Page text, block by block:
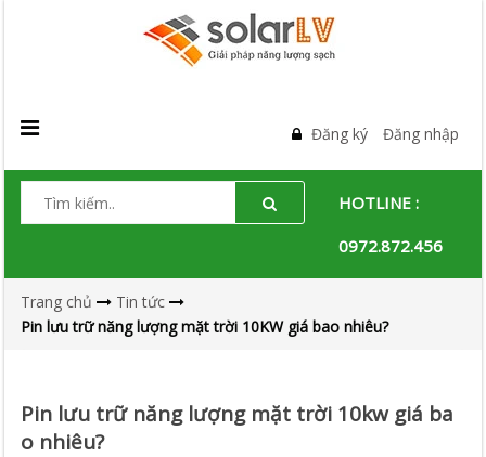
Đăng ký Đăng nhập
HOTLINE :
0972.872.456
Trang chủ
Tin tức
Pin lưu trữ năng lượng mặt trời 10KW giá bao nhiêu?
Pin lưu trữ năng lượng mặt trời 10kw giá ba
o nhiêu?